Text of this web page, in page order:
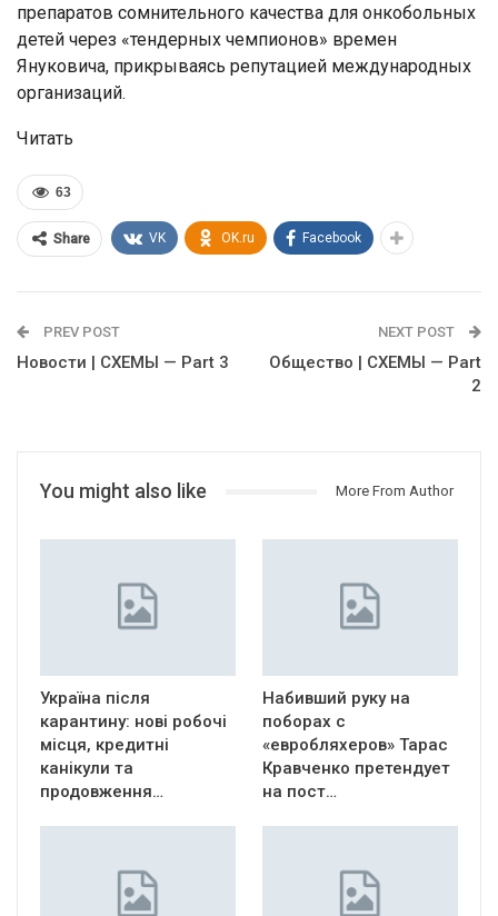
препаратов сомнительного качества для онкобольных
детей через «тендерных чемпионов» времен
Януковича, прикрываясь репутацией международных
организаций.
Читать
63
Share VK OK.ru Facebook
PREV POST
Новости | СХЕМЫ — Part 3
NEXT POST
Общество | СХЕМЫ — Part
2
You might also like More From Author
Україна після
карантину: нові робочі
місця, кредитні
канікули та
продовження…
Набивший руку на
поборах с
«евробляхеров» Тарас
Кравченко претендует
на пост…